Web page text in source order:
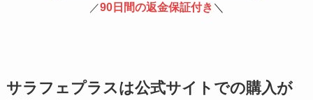
／90日間の返金保証付き ＼
サラフェプラスは公式サイトでの購入が